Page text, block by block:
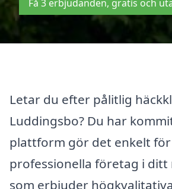
Få 3 erbjudanden, gratis och
Letar du efter pålitlig
Luddingsbo? Du har
plattform gör det enkelt
professionella företag i
som erbjuder högkvalitativa